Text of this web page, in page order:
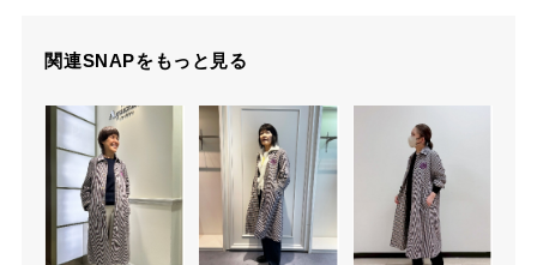
関連SNAPをもっと見る